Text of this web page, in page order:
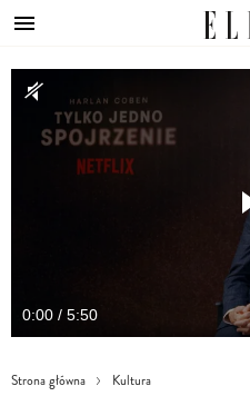
0:00 / 5:50
Strona główna Kultura